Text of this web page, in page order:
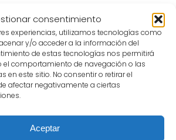
consentimiento
experiencias, utilizamos tecnologías como
y/o acceder a la información del
de estas tecnologías nos permitirá
el comportamiento de navegación o las
en este sitio. No consentir o retirar el
afectar negativamente a ciertas
Aceptar
de 2020 se harán públicas
Su exhibición será
Barroco Infantil de la 43 edición
de Teatro Clásico de
lugar en el mes de julio de
de selección se encargará de
por destacadas personalidades
y la pedagogía teatral,